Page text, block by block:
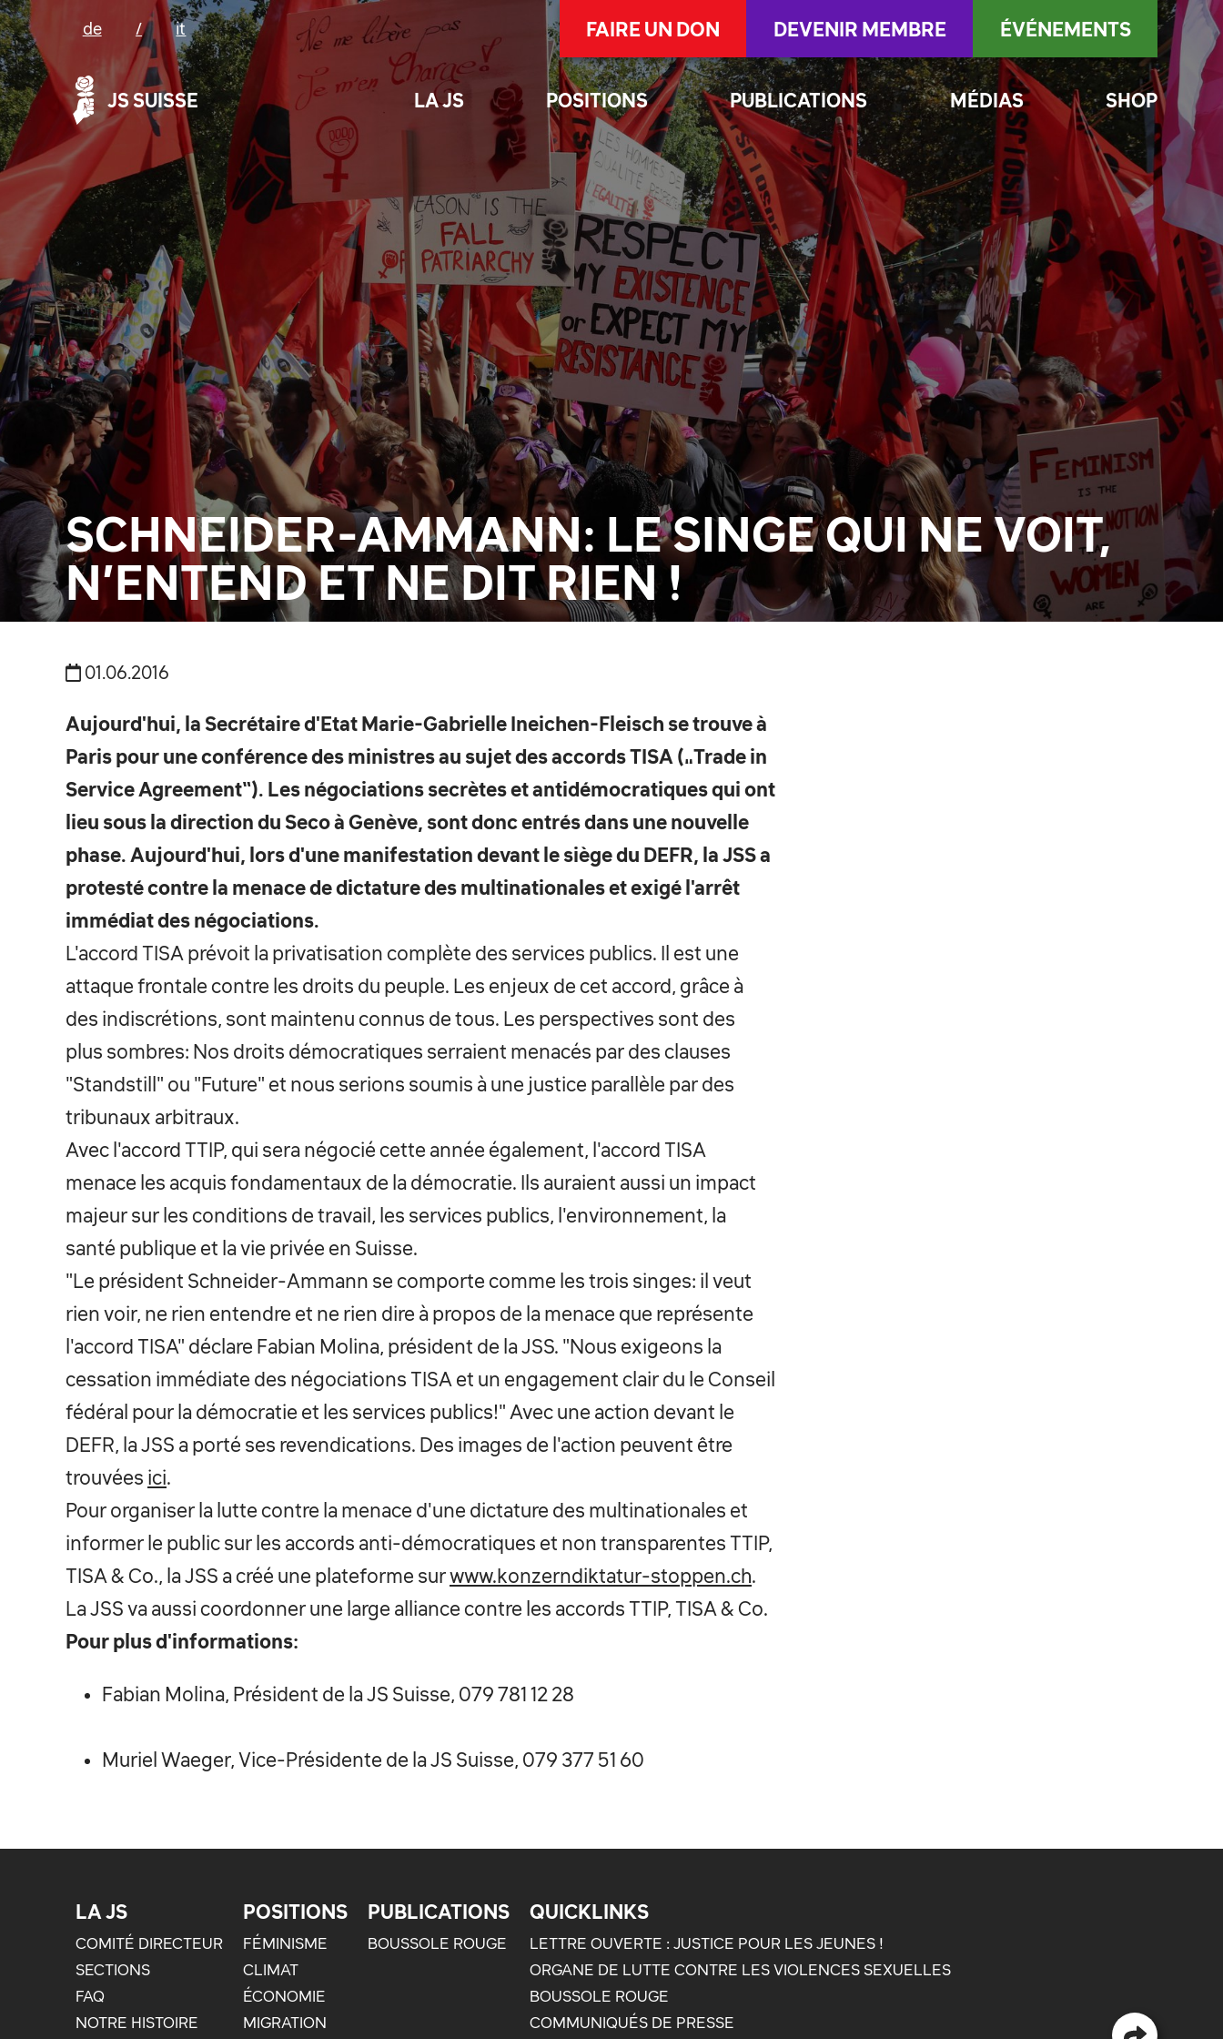
JS SUISSE LA JS POSITIONS PUBLICATIONS MÉDIAS SHOP
de / it FAIRE UN DON DEVENIR MEMBRE ÉVÉNEMENTS
SCHNEIDER-AMMANN: LE SINGE QUI NE VOIT,
N’ENTEND ET NE DIT RIEN !
01.06.2016
Aujourd'hui, la Secrétaire d'Etat Marie-Gabrielle Ineichen-Fleisch se trouve à
Paris pour une conférence des ministres au sujet des accords TISA („Trade in
Service Agreement“). Les négociations secrètes et antidémocratiques qui ont
lieu sous la direction du Seco à Genève, sont donc entrés dans une nouvelle
phase. Aujourd'hui, lors d'une manifestation devant le siège du DEFR, la JSS a
protesté contre la menace de dictature des multinationales et exigé l'arrêt
immédiat des négociations.
L'accord TISA prévoit la privatisation complète des services publics. Il est une
attaque frontale contre les droits du peuple. Les enjeux de cet accord, grâce à
des indiscrétions, sont maintenu connus de tous. Les perspectives sont des
plus sombres: Nos droits démocratiques serraient menacés par des clauses
"Standstill" ou "Future" et nous serions soumis à une justice parallèle par des
tribunaux arbitraux.
Avec l'accord TTIP, qui sera négocié cette année également, l'accord TISA
menace les acquis fondamentaux de la démocratie. Ils auraient aussi un impact
majeur sur les conditions de travail, les services publics, l'environnement, la
santé publique et la vie privée en Suisse.
"Le président Schneider-Ammann se comporte comme les trois singes: il veut
rien voir, ne rien entendre et ne rien dire à propos de la menace que représente
l'accord TISA" déclare Fabian Molina, président de la JSS. "Nous exigeons la
cessation immédiate des négociations TISA et un engagement clair du le Conseil
fédéral pour la démocratie et les services publics!" Avec une action devant le
DEFR, la JSS a porté ses revendications. Des images de l'action peuvent être
trouvées ici.
Pour organiser la lutte contre la menace d'une dictature des multinationales et
informer le public sur les accords anti-démocratiques et non transparentes TTIP,
TISA & Co., la JSS a créé une plateforme surwww.konzerndiktatur-stoppen.ch.
La JSS va aussi coordonner une large alliance contre les accords TTIP, TISA & Co.
Pour plus d'informations:
Fabian Molina, Président de la JS Suisse, 079 781 12 28
Muriel Waeger, Vice-Présidente de la JS Suisse, 079 377 51 60
LA JS
COMITÉ DIRECTEUR
SECTIONS
FAQ
NOTRE HISTOIRE
POSITIONS
FÉMINISME
CLIMAT
ÉCONOMIE
MIGRATION
PUBLICATIONS
BOUSSOLE ROUGE
QUICKLINKS
LETTRE OUVERTE : JUSTICE POUR LES JEUNES !
ORGANE DE LUTTE CONTRE LES VIOLENCES SEXUELLES
BOUSSOLE ROUGE
COMMUNIQUÉS DE PRESSE